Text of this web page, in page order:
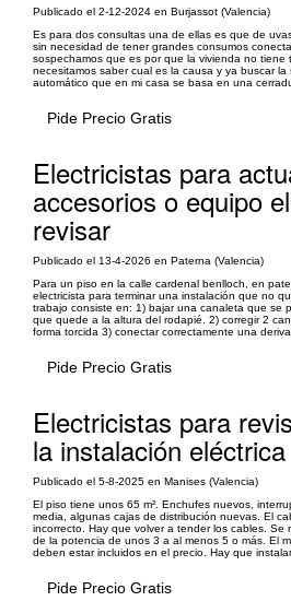
Publicado el 2-12-2024 en Burjassot (Valencia)
Es para dos consultas una de ellas es que de
sin necesidad de tener grandes consumos
sospechamos que es por que la vivienda no tiene
necesitamos saber cual es la causa y ya buscar
automático que en mi casa se basa en una
Pide Precio Gratis
Electricistas para
accesorios o equipo
revisar
Publicado el 13-4-2026 en Paterna (Valencia)
Para un piso en la calle cardenal benlloch, en
electricista para terminar una instalación que no
trabajo consiste en: 1) bajar una canaleta que se
que quede a la altura del rodapié. 2) corregir 2
forma torcida 3) conectar correctamente una
Pide Precio Gratis
Electricistas para
la instalación eléctrica
Publicado el 5-8-2025 en Manises (Valencia)
El piso tiene unos 65 m². Enchufes nuevos,
media, algunas cajas de distribución nuevas. El
incorrecto. Hay que volver a tender los cables. Se
de la potencia de unos 3 a al menos 5 o más. El
deben estar incluidos en el precio. Hay que instalar
Pide Precio Gratis